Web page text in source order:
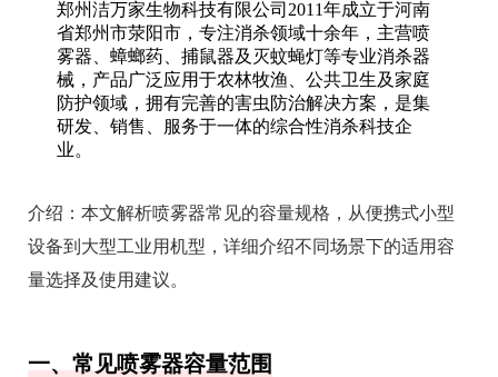
郑州洁万家生物科技有限公司2011年成立于河南
省郑州市荥阳市，专注消杀领域十余年，主营喷
雾器、蟑螂药、捕鼠器及灭蚊蝇灯等专业消杀器
械，产品广泛应用于农林牧渔、公共卫生及家庭
防护领域，拥有完善的害虫防治解决方案，是集
研发、销售、服务于一体的综合性消杀科技企
业。
介绍： 本文解析喷雾器常见的容量规格，从便携式小型
设备到大型工业用机型，详细介绍不同场景下的适用容
量选择及使用建议。
一、常见喷雾器容量范围